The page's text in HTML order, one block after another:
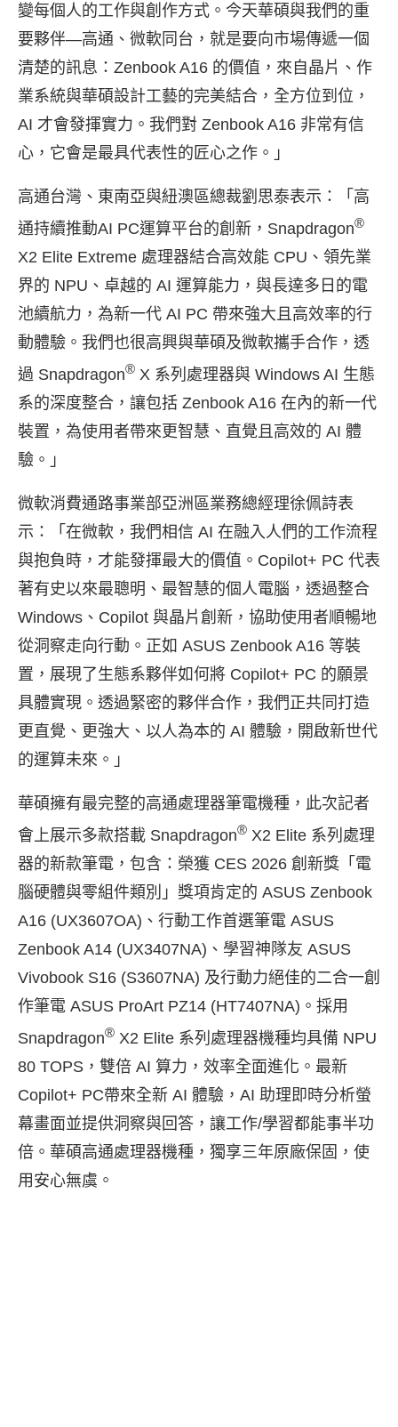
變每個人的工作與創作方式。今天華碩與我們的重
要夥伴—高通、微軟同台，就是要向市場傳遞一個
清楚的訊息：Zenbook A16 的價值，來自晶片、作
業系統與華碩設計工藝的完美結合，全方位到位，
AI 才會發揮實力。我們對 Zenbook A16 非常有信
心，它會是最具代表性的匠心之作。」
高通台灣、東南亞與紐澳區總裁劉思泰表示：「高
通持續推動AI PC運算平台的創新，Snapdragon®
X2 Elite Extreme 處理器結合高效能 CPU、領先業
界的 NPU、卓越的 AI 運算能力，與長達多日的電
池續航力，為新一代 AI PC 帶來強大且高效率的行
動體驗。我們也很高興與華碩及微軟攜手合作，透
過 Snapdragon® X 系列處理器與 Windows AI 生態
系的深度整合，讓包括 Zenbook A16 在內的新一代
裝置，為使用者帶來更智慧、直覺且高效的 AI 體
驗。」
微軟消費通路事業部亞洲區業務總經理徐佩詩表
示：「在微軟，我們相信 AI 在融入人們的工作流程
與抱負時，才能發揮最大的價值。Copilot+ PC 代表
著有史以來最聰明、最智慧的個人電腦，透過整合
Windows、Copilot 與晶片創新，協助使用者順暢地
從洞察走向行動。正如 ASUS Zenbook A16 等裝
置，展現了生態系夥伴如何將 Copilot+ PC 的願景
具體實現。透過緊密的夥伴合作，我們正共同打造
更直覺、更強大、以人為本的 AI 體驗，開啟新世代
的運算未來。」
華碩擁有最完整的高通處理器筆電機種，此次記者
會上展示多款搭載 Snapdragon® X2 Elite 系列處理
器的新款筆電，包含：榮獲 CES 2026 創新獎「電
腦硬體與零組件類別」獎項肯定的 ASUS Zenbook
A16 (UX3607OA)、行動工作首選筆電 ASUS
Zenbook A14 (UX3407NA)、學習神隊友 ASUS
Vivobook S16 (S3607NA) 及行動力絕佳的二合一創
作筆電 ASUS ProArt PZ14 (HT7407NA)。採用
Snapdragon® X2 Elite 系列處理器機種均具備 NPU
80 TOPS，雙倍 AI 算力，效率全面進化。最新
Copilot+ PC帶來全新 AI 體驗，AI 助理即時分析螢
幕畫面並提供洞察與回答，讓工作/學習都能事半功
倍。華碩高通處理器機種，獨享三年原廠保固，使
用安心無虞。